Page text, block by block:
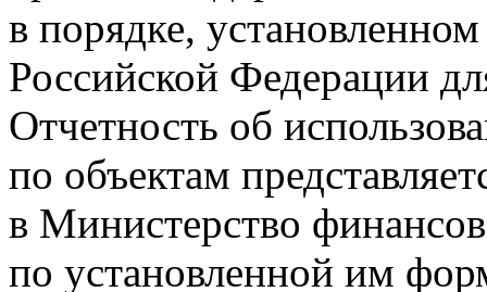
в порядке,
Российской Федерации
Отчетность об
по объектам
в Министерство
по установленной им